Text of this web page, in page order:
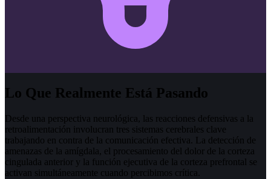
Lo Que Realmente Está Pasando
Desde una perspectiva neurológica, las reacciones defensivas a la
retroalimentación involucran tres sistemas cerebrales clave
trabajando en contra de la comunicación efectiva. La detección de
amenazas de la amígdala, el procesamiento del dolor de la corteza
cingulada anterior y la función ejecutiva de la corteza prefrontal se
activan simultáneamente cuando percibimos crítica.